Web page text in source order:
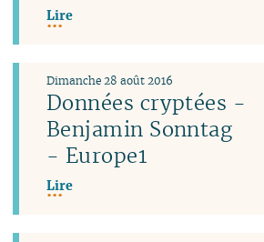
Lire
Données cryptées -
Benjamin Sonntag
- Europe1
Dimanche 28 août 2016
Lire